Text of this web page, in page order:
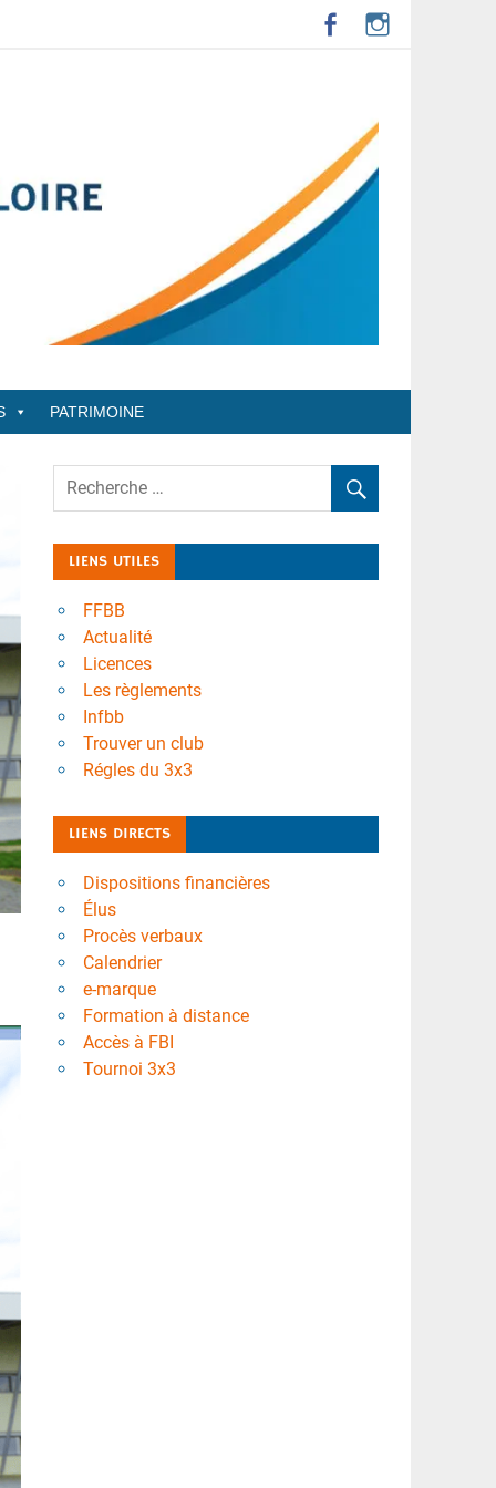
PATRIMOINE
LIENS UTILES
FFBB
Actualité
Licences
Les règlements
Infbb
Trouver un club
Régles du 3x3
LIENS DIRECTS
Dispositions financières
Élus
Procès verbaux
Calendrier
e-marque
Formation à distance
Accès à FBI
Tournoi 3x3